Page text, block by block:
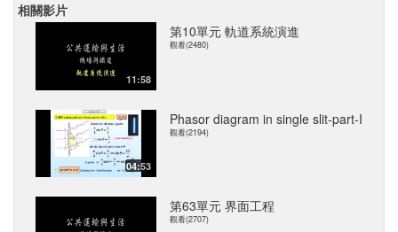
相關影片
11:58
第10單元 軌道系統演進
觀看(2480)
04:53
Phasor diagram in single slit-part-I
觀看(2194)
第63單元 界面工程
觀看(2707)